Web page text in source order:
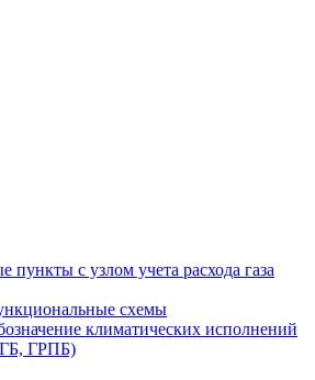
пункты с узлом учета расхода газа
схемы
климатических исполнений
ГРПБ)